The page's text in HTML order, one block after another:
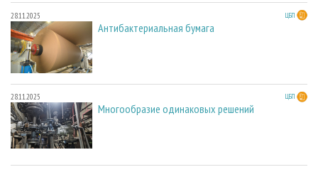
28.11.2025 ЦБП
Антибактериальная бумага
28.11.2025 ЦБП
Многообразие одинаковых решений